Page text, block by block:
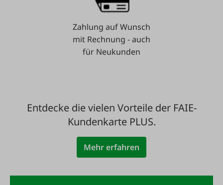
Zahlung auf Wunsch
mit Rechnung - auch
für Neukunden
Entdecke die vielen Vorteile der FAIE-
Kundenkarte PLUS.
Mehr erfahren